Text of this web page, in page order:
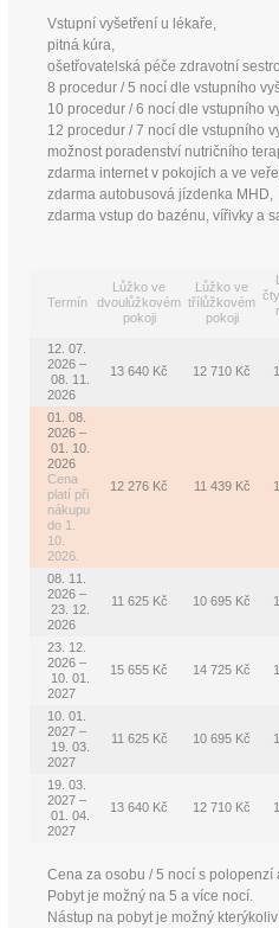
Vstupní vyšetření u lékaře,
pitná kúra,
ošetřovatelská péče zdravotní
8 procedur / 5 nocí dle vstupního
10 procedur / 6 nocí dle vstupního
12 procedur / 7 nocí dle vstupního
možnost poradenství nutričního
zdarma internet v pokojích a ve
zdarma autobusová jízdenka MHD,
zdarma vstup do bazénu, vířivky a
Termín
Lůžko ve
dvoulůžkovém
pokoji
Lůžko ve
třílůžkovém
pokoji
12. 07.
2026 –
08. 11.
2026
13 640 Kč 12 710 Kč
01. 08.
2026 –
01. 10.
2026
Cena
platí při
nákupu
do 1.
10.
2026.
12 276 Kč 11 439 Kč
08. 11.
2026 –
23. 12.
2026
11 625 Kč 10 695 Kč
23. 12.
2026 –
10. 01.
2027
15 655 Kč 14 725 Kč
10. 01.
2027 –
19. 03.
2027
11 625 Kč 10 695 Kč
19. 03.
2027 –
01. 04.
2027
13 640 Kč 12 710 Kč
Cena za osobu / 5 nocí s polopenzí
Pobyt je možný na 5 a více nocí.
Nástup na pobyt je možný